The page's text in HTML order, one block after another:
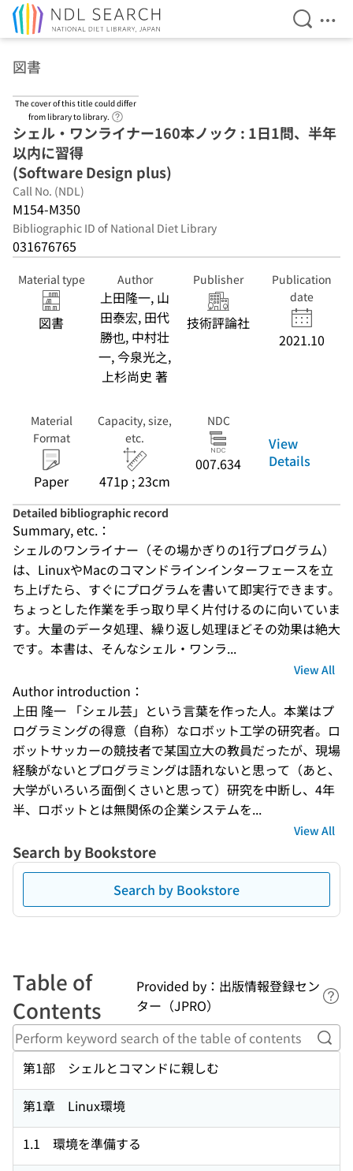
Open
図書
The cover of this title could differ
from library to library.
シェル・ワンライナー160本ノック : 1日1問、半年
以内に習得
(Software Design plus)
Call No. (NDL)
M154-M350
Bibliographic ID of National Diet Library
031676765
Material type
図書
Author
上田隆一, 山
田泰宏, 田代
勝也, 中村壮
一, 今泉光之,
上杉尚史 著
Publisher
技術評論社
Publication
date
2021.10
Material
Format
Paper
Capacity, size,
etc.
471p ; 23cm
NDC
007.634
View
Details
Detailed bibliographic record
Summary, etc.：
シェルのワンライナー（その場かぎりの1行プログラム）
は、LinuxやMacのコマンドラインインターフェースを立
ち上げたら、すぐにプログラムを書いて即実行できます。
ちょっとした作業を手っ取り早く片付けるのに向いていま
す。大量のデータ処理、繰り返し処理ほどその効果は絶大
です。本書は、そんなシェル・ワンラ...
View All
Author introduction：
上田 隆一 「シェル芸」という言葉を作った人。本業はプ
ログラミングの得意（自称）なロボット工学の研究者。ロ
ボットサッカーの競技者で某国立大の教員だったが、現場
経験がないとプログラミングは語れないと思って（あと、
大学がいろいろ面倒くさいと思って）研究を中断し、4年
半、ロボットとは無関係の企業システムを...
View All
Search by Bookstore
Search by Bookstore
Table of
Contents
Provided by：出版情報登録セン
ター（JPRO）
第1部 シェルとコマンドに親しむ
第1章 Linux環境
1.1 環境を準備する